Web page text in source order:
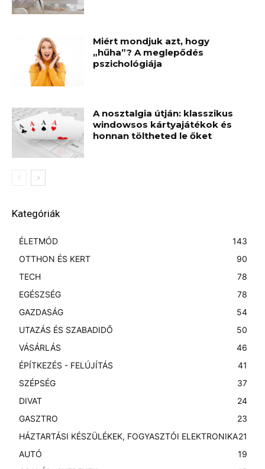
Miért mondjuk azt, hogy
„hűha”? A meglepődés
pszichológiája
A nosztalgia útján: klasszikus
windowsos kártyajátékok és
honnan töltheted le őket
Kategóriák
ÉLETMÓD
143
OTTHON ÉS KERT
90
TECH
78
EGÉSZSÉG
78
GAZDASÁG
54
UTAZÁS ÉS SZABADIDŐ
50
VÁSÁRLÁS
46
ÉPÍTKEZÉS - FELÚJÍTÁS
41
SZÉPSÉG
37
DIVAT
24
GASZTRO
23
HÁZTARTÁSI KÉSZÜLÉKEK, FOGYASZTÓI ELEKTRONIKA21
AUTÓ
19